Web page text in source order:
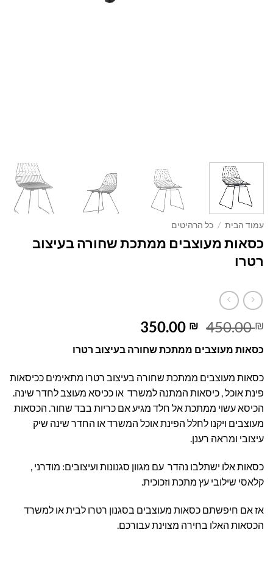
עמוד הבית / כל הרהיטים
כסאות מעוצבים ממתכת שחורה בעיצוב
רטרו
450.00₪
המחיר
היה:
350.00 ₪
הוא:
כסאות מעוצבים ממתכת שחורה בעיצוב רטרו
כסאות מעוצבים ממתכת שחורה בעיצוב רטרו מתאימים ככיסאות
פינת אוכל , כיסאות המתנה למשרד או ככיסא מעוצב לחדר שינה.
הכיסא עשוי ממתכת אל חלד מגיע אם כריות בבד שחור. הכסאות
מעוצבים ויקנו לחלל הפינת אוכל המשרד או החדר שינה שיק
עיצובי ומראה רענן.
כסאות אלו ישתלבו נהדר עם מגוון סגנונות ועיצובים: מודרני ,
קלאסי שילובי עץ מתכת וזכוכית.
אז אם חיפשתם כסאות מעוצבים בסגנון רטרו לבית או למשרד
הכסאות האלו בחירה מצוינת עבורכם.